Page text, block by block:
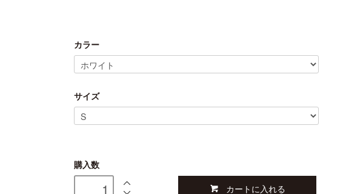
カラー
サイズ
購入数
カートに入れる